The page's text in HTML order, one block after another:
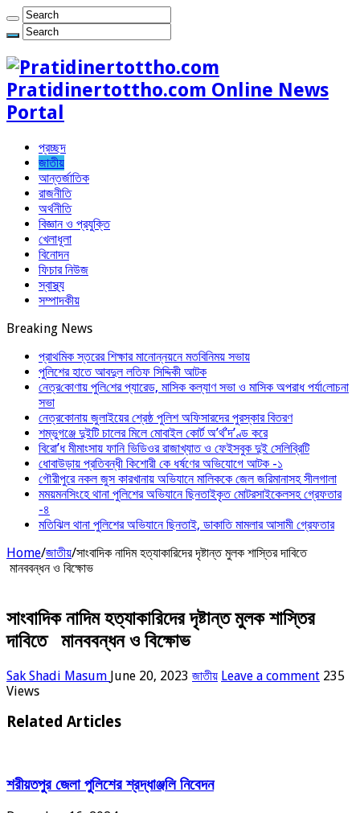
Pratidinertottho.com Online News
Portal
প্রচ্ছদ
জাতীয়
আন্তর্জাতিক
রাজনীতি
অর্থনীতি
বিজ্ঞান ও প্রযুক্তি
খেলাধূলা
বিনোদন
ফিচার নিউজ
স্বাস্থ্য
সম্পাদকীয়
Breaking News
প্রাথমিক স্তরের শিক্ষার মানোন্নয়নে মতবিনিময় সভায়
পুলিশের হাতে আবদুল লতিফ সিদ্দিকী আটক
নেত্র‌কোণায় পু‌লি‌শের প্যারেড, মাসিক কল্যাণ সভা ও মাসিক অপরাধ পর্যা‌লোচনা
সভা
নেত্রকোনায় জুলাইয়ের শ্রেষ্ঠ পুলিশ অফিসারদের পুরস্কার বিতরণ
শম্ভুগঞ্জে দুইটি চালের মিলে মোবাইল কোর্ট অ’র্থ’দ’ণ্ড করে
বিরো’ধ মীমাংসায় ফানি ভিডিওর রাজাখ্যাত ও ফেইসবুক দুই সেলিব্রিটি
ধোবাউড়ায় প্রতিবন্ধী কিশোরী কে ধর্ষণের অভিযোগে আটক -১
গৌরীপুরে নকল জুস কারখানায় অভিযানে মালিককে জেল জরিমানাসহ সীলগালা
মময়মনসিংহে থানা পুলিশের অভিযানে ছিনতাইকৃত মোটরসাইকেলসহ গ্রেফতার
-৪
মতিঝিল থানা পুলিশের অভিযানে ছিনতাই, ডাকাতি মামলার আসামী গ্রেফতার
Home/জাতীয়/সাংবাদিক নাদিম হত্যাকারিদের দৃষ্টান্ত মুলক শাস্তির দাবিতে
মানববন্ধন ও বিক্ষোভ
সাংবাদিক নাদিম হত্যাকারিদের দৃষ্টান্ত মুলক শাস্তির
দাবিতে মানববন্ধন ও বিক্ষোভ
Sak Shadi Masum June 20, 2023 জাতীয় Leave a comment 235
Views
Related Articles
শরীয়তপুর জেলা পুলিশের শ্রদ্ধাঞ্জলি নিবেদন